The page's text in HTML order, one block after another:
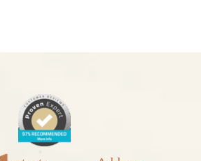
Contacts